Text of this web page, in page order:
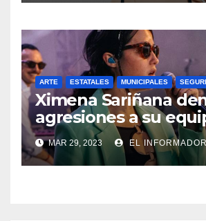
ARTE ESTATALES MUNICIPALES
Ximena Sariñana
agresiones a su
Feria de Texcoco
MAR 29, 2023 EL